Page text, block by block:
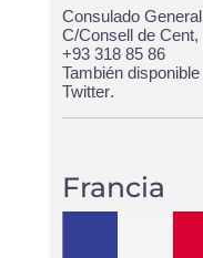
Consulado
C/Consell de Cent,
+93 318 85 86
También
Twitter.
Francia